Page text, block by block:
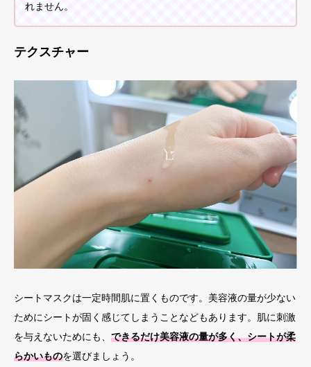
れません。
テクスチャー
シートマスクは一定時間肌に置くものです。美容液の量が少ない
ためにシートが固く感じてしまうことなどもあります。肌に刺激
を与えないためにも、 できるだけ美容液の量が多く、シートが柔
らかいものを選びましょう。